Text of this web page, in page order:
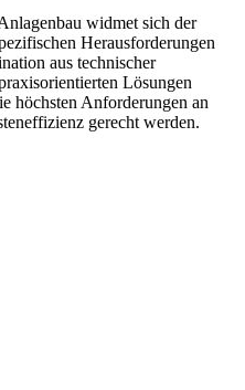
widmet sich der
Herausforderungen
aus technischer
Lösungen
höchsten Anforderungen an
gerecht werden.